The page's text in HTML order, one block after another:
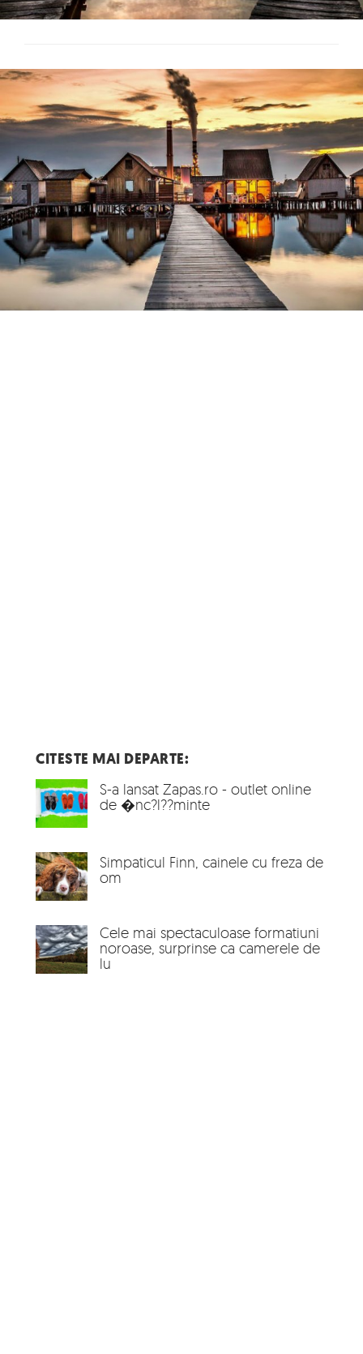
CITESTE MAI DEPARTE:
S-a lansat Zapas.ro - outlet online
de �nc?l??minte
Simpaticul Finn, cainele cu freza de
om
Cele mai spectaculoase formatiuni
noroase, surprinse ca camerele de
lu